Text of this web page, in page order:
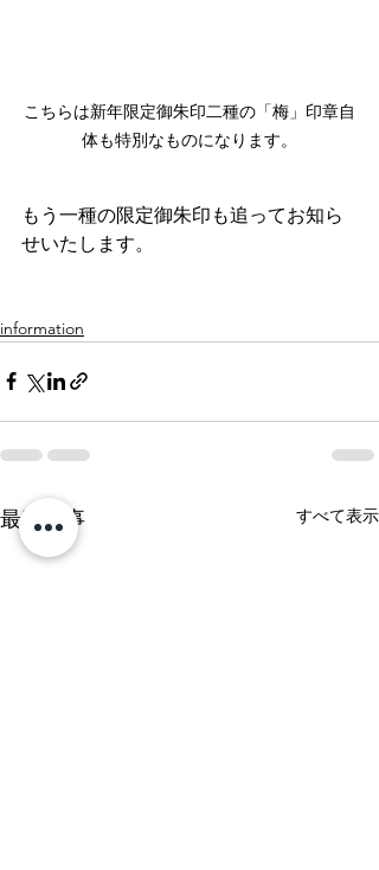
こちらは新年限定御朱印二種の「梅」印章自
体も特別なものになります。
もう一種の限定御朱印も追ってお知ら
せいたします。
information
最新記事 すべて表示